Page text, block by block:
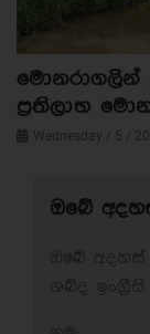
මොනරාගලින්
ප්‍රතිලාභ
Wednesday / 5 /
ඔබේ